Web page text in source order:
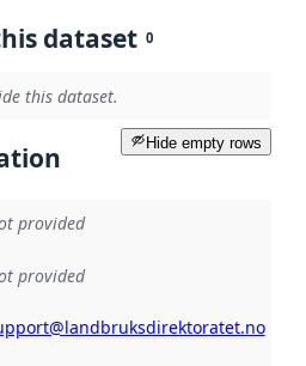
dataset 0
this dataset.
Hide empty rows
provided
provided